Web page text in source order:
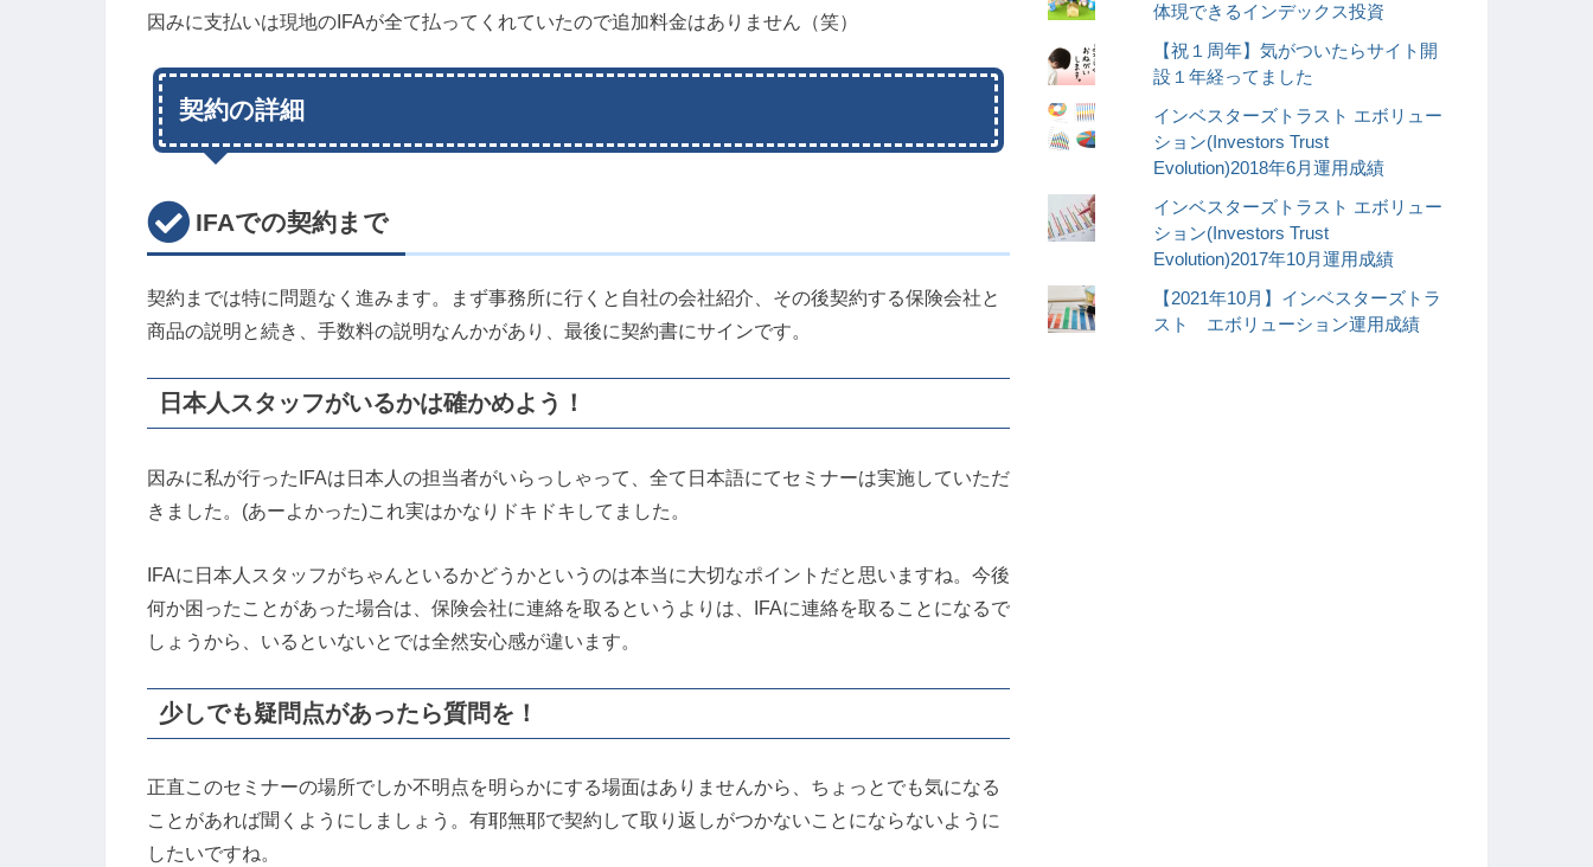
因みに支払いは現地のIFAが全て払ってくれていたので追加料金はありません（笑）
契約の詳細
IFAでの契約まで
契約までは特に問題なく進みます。まず事務所に行くと自社の会社紹介、その後契約する保険会社と
商品の説明と続き、手数料の説明なんかがあり、最後に契約書にサインです。
日本人スタッフがいるかは確かめよう！
因みに私が行ったIFAは日本人の担当者がいらっしゃって、全て日本語にてセミナーは実施していただ
きました。(あーよかった)これ実はかなりドキドキしてました。
IFAに日本人スタッフがちゃんといるかどうかというのは本当に大切なポイントだと思いますね。今後
何か困ったことがあった場合は、保険会社に連絡を取るというよりは、IFAに連絡を取ることになるで
しょうから、いるといないとでは全然安心感が違います。
少しでも疑問点があったら質問を！
正直このセミナーの場所でしか不明点を明らかにする場面はありませんから、ちょっとでも気になる
ことがあれば聞くようにしましょう。有耶無耶で契約して取り返しがつかないことにならないように
したいですね。
体現できるインデックス投資
【祝１周年】気がついたらサイト開
設１年経ってました
インベスターズトラスト エボリュー
ション(Investors Trust
Evolution)2018年6月運用成績
インベスターズトラスト エボリュー
ション(Investors Trust
Evolution)2017年10月運用成績
【2021年10月】インベスターズトラ
スト エボリューション運用成績